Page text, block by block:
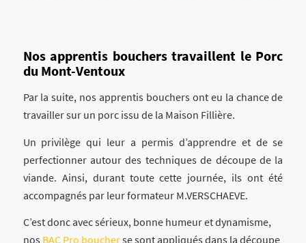
Nos apprentis bouchers travaillent le Porc
du Mont-Ventoux
Par la suite, nos apprentis bouchers ont eu la chance de
travailler sur un porc issu de la Maison Fillière.
Un privilège qui leur a permis d’apprendre et de se
perfectionner autour des techniques de découpe de la
viande. Ainsi, durant toute cette journée, ils ont été
accompagnés par leur formateur M.VERSCHAEVE.
C’est donc avec sérieux, bonne humeur et dynamisme,
nos BAC Pro boucherse sont appliqués dans la découpe